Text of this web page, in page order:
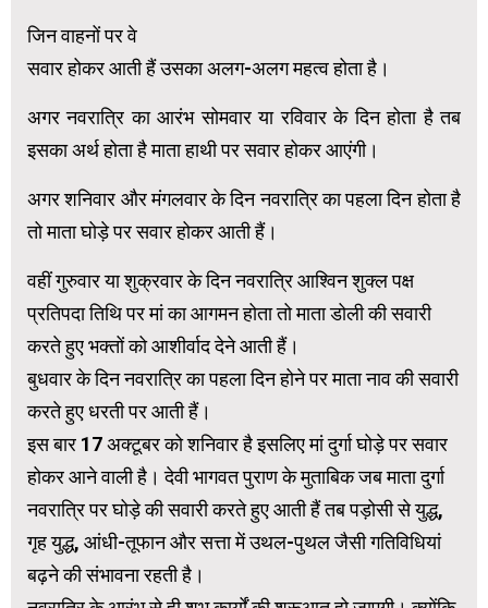
जिन वाहनों पर वे
सवार होकर आती हैं उसका अलग-अलग महत्व होता है।
अगर नवरात्रि का आरंभ सोमवार या रविवार के दिन होता है तब
इसका अर्थ होता है माता हाथी पर सवार होकर आएंगी।
अगर शनिवार और मंगलवार के दिन नवरात्रि का पहला दिन होता है
तो माता घोड़े पर सवार होकर आती हैं।
वहीं गुरुवार या शुक्रवार के दिन नवरात्रि आश्विन शुक्ल पक्ष
प्रतिपदा तिथि पर मां का आगमन होता तो माता डोली की सवारी
करते हुए भक्तों को आशीर्वाद देने आती हैं।
बुधवार के दिन नवरात्रि का पहला दिन होने पर माता नाव की सवारी
करते हुए धरती पर आती हैं।
इस बार 17 अक्टूबर को शनिवार है इसलिए मां दुर्गा घोड़े पर सवार
होकर आने वाली है। देवी भागवत पुराण के मुताबिक जब माता दुर्गा
नवरात्रि पर घोड़े की सवारी करते हुए आती हैं तब पड़ोसी से युद्ध,
गृह युद्ध, आंधी-तूफान और सत्ता में उथल-पुथल जैसी गतिविधियां
बढ़ने की संभावना रहती है।